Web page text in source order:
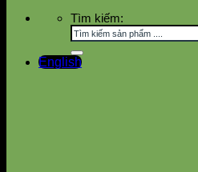
Tìm kiếm:
English